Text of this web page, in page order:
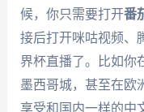
候，你只需要打开番
接后打开咪咕视频、
界杯直播了。比如你
墨西哥城，甚至在欧
享受和国内一样的中